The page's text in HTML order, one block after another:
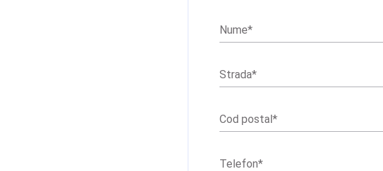
Nume*
Strada*
Cod postal*
Telefon*